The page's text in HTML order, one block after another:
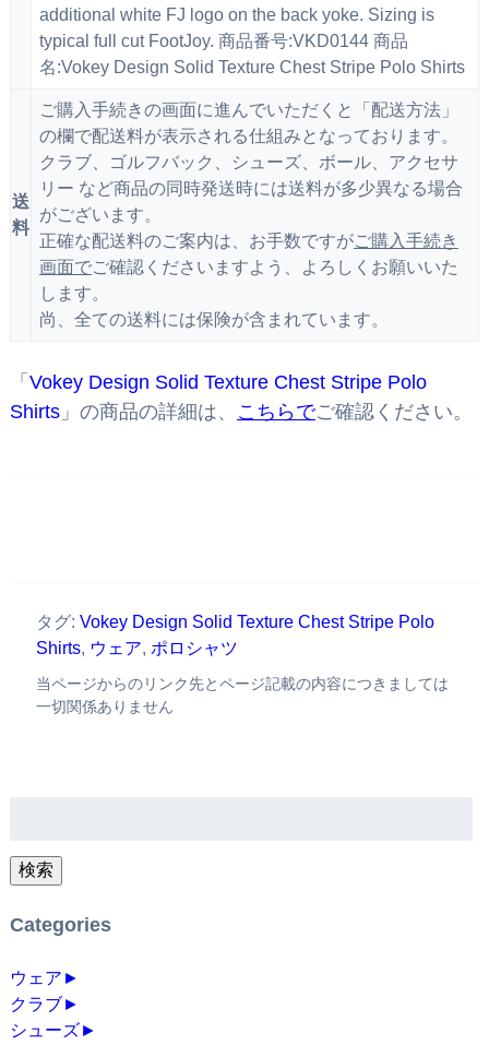
additional white FJ logo on the back yoke. Sizing is
typical full cut FootJoy. 商品番号:VKD0144 商品
名:Vokey Design Solid Texture Chest Stripe Polo Shirts
送
料
ご購入手続きの画面に進んでいただくと「配送方法」
の欄で配送料が表示される仕組みとなっております。
クラブ、ゴルフバック、シューズ、ボール、アクセサ
リー など商品の同時発送時には送料が多少異なる場合
がございます。
正確な配送料のご案内は、お手数ですがご購入手続き
画面でご確認くださいますよう、よろしくお願いいた
します。
尚、全ての送料には保険が含まれています。
「 Vokey Design Solid Texture Chest Stripe Polo
Shirts」の商品の詳細は、 こちらでご確認ください。
タグ: Vokey Design Solid Texture Chest Stripe Polo
Shirts, ウェア, ポロシャツ
当ページからのリンク先とページ記載の内容につきましては
一切関係ありません
検索
Categories
ウェア ►
クラブ►
シューズ►